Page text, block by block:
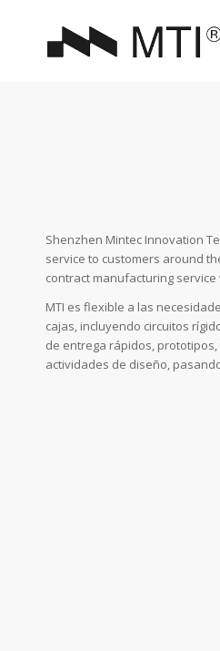
Shenzhen Mintec Innovation
service to customers around
contract manufacturing
MTI es flexible a las
cajas, incluyendo circuitos
de entrega rápidos,
actividades de diseño,